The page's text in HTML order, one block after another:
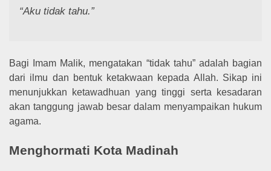
“Aku tidak tahu.”
Bagi Imam Malik, mengatakan “tidak tahu” adalah bagian
dari ilmu dan bentuk ketakwaan kepada Allah. Sikap ini
menunjukkan ketawadhuan yang tinggi serta kesadaran
akan tanggung jawab besar dalam menyampaikan hukum
agama.
Menghormati Kota Madinah